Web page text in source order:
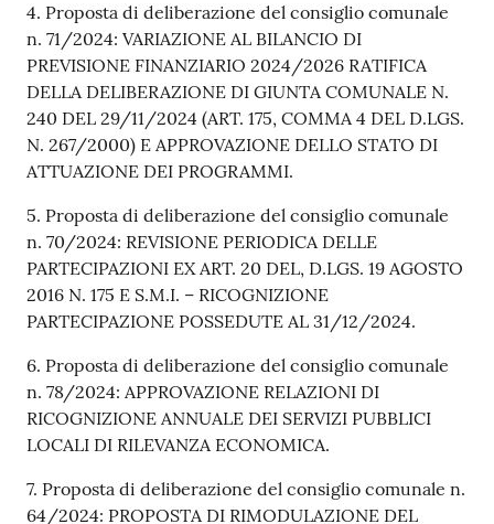
4. Proposta di deliberazione del consiglio comunale
n. 71/2024: VARIAZIONE AL BILANCIO DI
PREVISIONE FINANZIARIO 2024/2026 RATIFICA
DELLA DELIBERAZIONE DI GIUNTA COMUNALE N.
240 DEL 29/11/2024 (ART. 175, COMMA 4 DEL D.LGS.
N. 267/2000) E APPROVAZIONE DELLO STATO DI
ATTUAZIONE DEI PROGRAMMI.
5. Proposta di deliberazione del consiglio comunale
n. 70/2024: REVISIONE PERIODICA DELLE
PARTECIPAZIONI EX ART. 20 DEL, D.LGS. 19 AGOSTO
2016 N. 175 E S.M.I. – RICOGNIZIONE
PARTECIPAZIONE POSSEDUTE AL 31/12/2024.
6. Proposta di deliberazione del consiglio comunale
n. 78/2024: APPROVAZIONE RELAZIONI DI
RICOGNIZIONE ANNUALE DEI SERVIZI PUBBLICI
LOCALI DI RILEVANZA ECONOMICA.
7. Proposta di deliberazione del consiglio comunale n.
64/2024: PROPOSTA DI RIMODULAZIONE DEL